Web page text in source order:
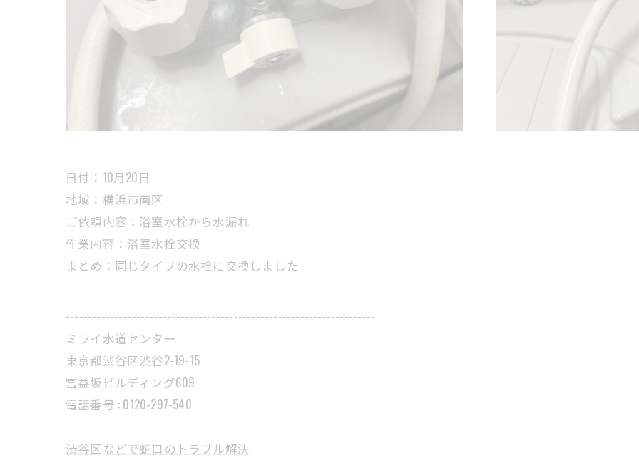
日付：10月20日
地域：横浜市南区
ご依頼内容：浴室水栓から水漏れ
作業内容：浴室水栓交換
まとめ：同じタイプの水栓に交換しました
----------------------------------------------------------------------
ミライ水道センター
東京都渋谷区渋谷2-19-15
宮益坂ビルディング609
電話番号 : 0120-297-540
渋谷区などで蛇口のトラブル解決